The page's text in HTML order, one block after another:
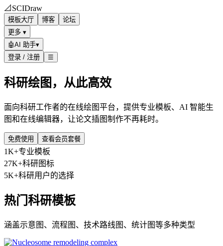
📐 SCIDraw
模板大厅 博客
论坛
更多 ▾
🤖AI 助手▾
登录 / 注册
☰
科研绘图，从此高效
面向科研工作者的在线绘图平台，提供专业模板、AI 智能生
图和在线编辑器，让论文插图制作不再耗时。
免费使用 查看会员套餐
1K+专业模板
27K+科研图标
5K+科研用户的选择
热门科研模板
涵盖示意图、流程图、技术路线图、统计图等多种类型